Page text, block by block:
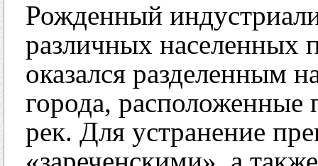
Рожденный
различных населенных
оказался разделенным
города,
рек. Для устранение